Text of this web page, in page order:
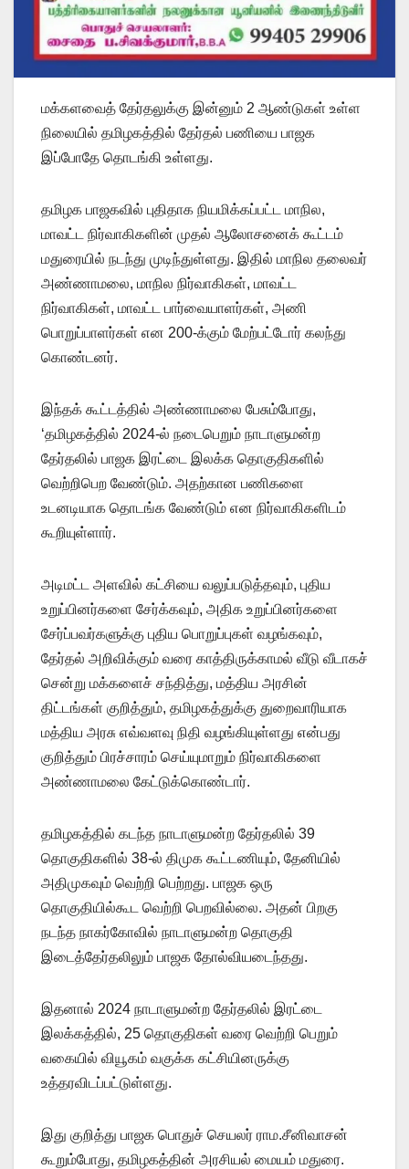
மக்களவைத் தேர்தலுக்கு இன்னும் 2 ஆண்டுகள் உள்ள
நிலையில் தமிழகத்தில் தேர்தல் பணியை பாஜக
இப்போதே தொடங்கி உள்ளது.
தமிழக பாஜகவில் புதிதாக நியமிக்கப்பட்ட மாநில,
மாவட்ட நிர்வாகிகளின் முதல் ஆலோசனைக் கூட்டம்
மதுரையில் நடந்து முடிந்துள்ளது. இதில் மாநில தலைவர்
அண்ணாமலை, மாநில நிர்வாகிகள், மாவட்ட
நிர்வாகிகள், மாவட்ட பார்வையாளர்கள், அணி
பொறுப்பாளர்கள் என 200-க்கும் மேற்பட்டோர் கலந்து
கொண்டனர்.
இந்தக் கூட்டத்தில் அண்ணாமலை பேசும்போது,
‘தமிழகத்தில் 2024-ல் நடைபெறும் நாடாளுமன்ற
தேர்தலில் பாஜக இரட்டை இலக்க தொகுதிகளில்
வெற்றிபெற வேண்டும். அதற்கான பணிகளை
உடனடியாக தொடங்க வேண்டும் என நிர்வாகிகளிடம்
கூறியுள்ளார்.
அடிமட்ட அளவில் கட்சியை வலுப்படுத்தவும், புதிய
உறுப்பினர்களை சேர்க்கவும், அதிக உறுப்பினர்களை
சேர்ப்பவர்களுக்கு புதிய பொறுப்புகள் வழங்கவும்,
தேர்தல் அறிவிக்கும் வரை காத்திருக்காமல் வீடு வீடாகச்
சென்று மக்களைச் சந்தித்து, மத்திய அரசின்
திட்டங்கள் குறித்தும், தமிழகத்துக்கு துறைவாரியாக
மத்திய அரசு எவ்வளவு நிதி வழங்கியுள்ளது என்பது
குறித்தும் பிரச்சாரம் செய்யுமாறும் நிர்வாகிகளை
அண்ணாமலை கேட்டுக்கொண்டார்.
தமிழகத்தில் கடந்த நாடாளுமன்ற தேர்தலில் 39
தொகுதிகளில் 38-ல் திமுக கூட்டணியும், தேனியில்
அதிமுகவும் வெற்றி பெற்றது. பாஜக ஒரு
தொகுதியில்கூட வெற்றி பெறவில்லை. அதன் பிறகு
நடந்த நாகர்கோவில் நாடாளுமன்ற தொகுதி
இடைத்தேர்தலிலும் பாஜக தோல்வியடைந்தது.
இதனால் 2024 நாடாளுமன்ற தேர்தலில் இரட்டை
இலக்கத்தில், 25 தொகுதிகள் வரை வெற்றி பெறும்
வகையில் வியூகம் வகுக்க கட்சியினருக்கு
உத்தரவிடப்பட்டுள்ளது.
இது குறித்து பாஜக பொதுச் செயலர் ராம.சீனிவாசன்
கூறும்போது, தமிழகத்தின் அரசியல் மையம் மதுரை.